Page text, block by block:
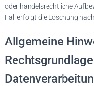
oder handelsrechtliche
Fall erfolgt die Löschung
Allgemeine